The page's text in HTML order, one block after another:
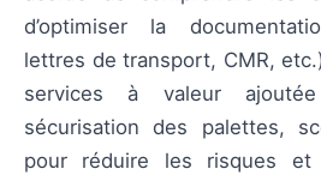
d’optimiser la
lettres de transport, CMR,
services à valeur ajoutée
sécurisation des palettes,
pour réduire les risques et